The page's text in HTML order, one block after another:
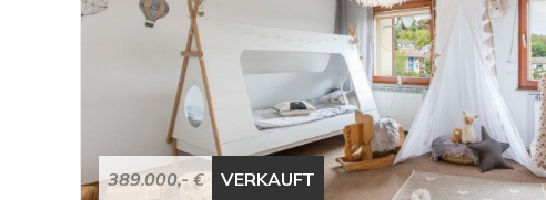
389.000,- € VERKAUFT